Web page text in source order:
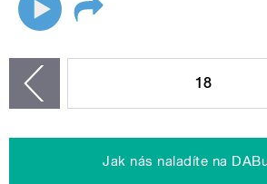
18
Jak nás naladíte na